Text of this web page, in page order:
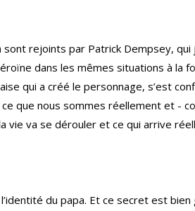
rejoints par Patrick Dempsey,
dans les mêmes situations à la
qui a créé le personnage, s’est
que nous sommes réellement et -
vie va se dérouler et ce qui arrive
du papa. Et ce secret est